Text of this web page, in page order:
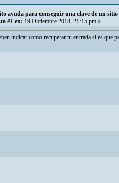
ayuda para conseguir una clave de un
#1 en: 19 Diciembre 2018, 21:15 pm »
indicar como recuperar tu entrada si es que